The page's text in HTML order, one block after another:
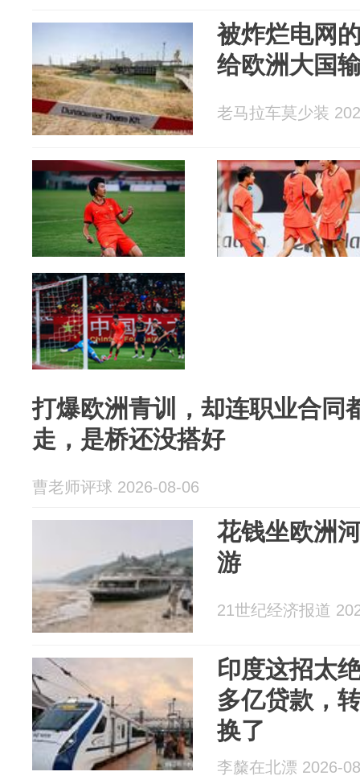
被炸烂电网
给欧洲大国
老马拉车莫少装
打爆欧洲青训，却连职业合同
走，是桥还没搭好
曹老师评球 2026-08-06
花钱坐欧洲
游
21世纪经济报道
印度这招太
多亿贷款，
换了
李斄在北漂 2026-